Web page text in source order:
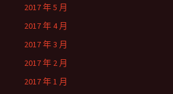
2017 年 5 月
2017 年 4 月
2017 年 3 月
2017 年 2 月
2017 年 1 月